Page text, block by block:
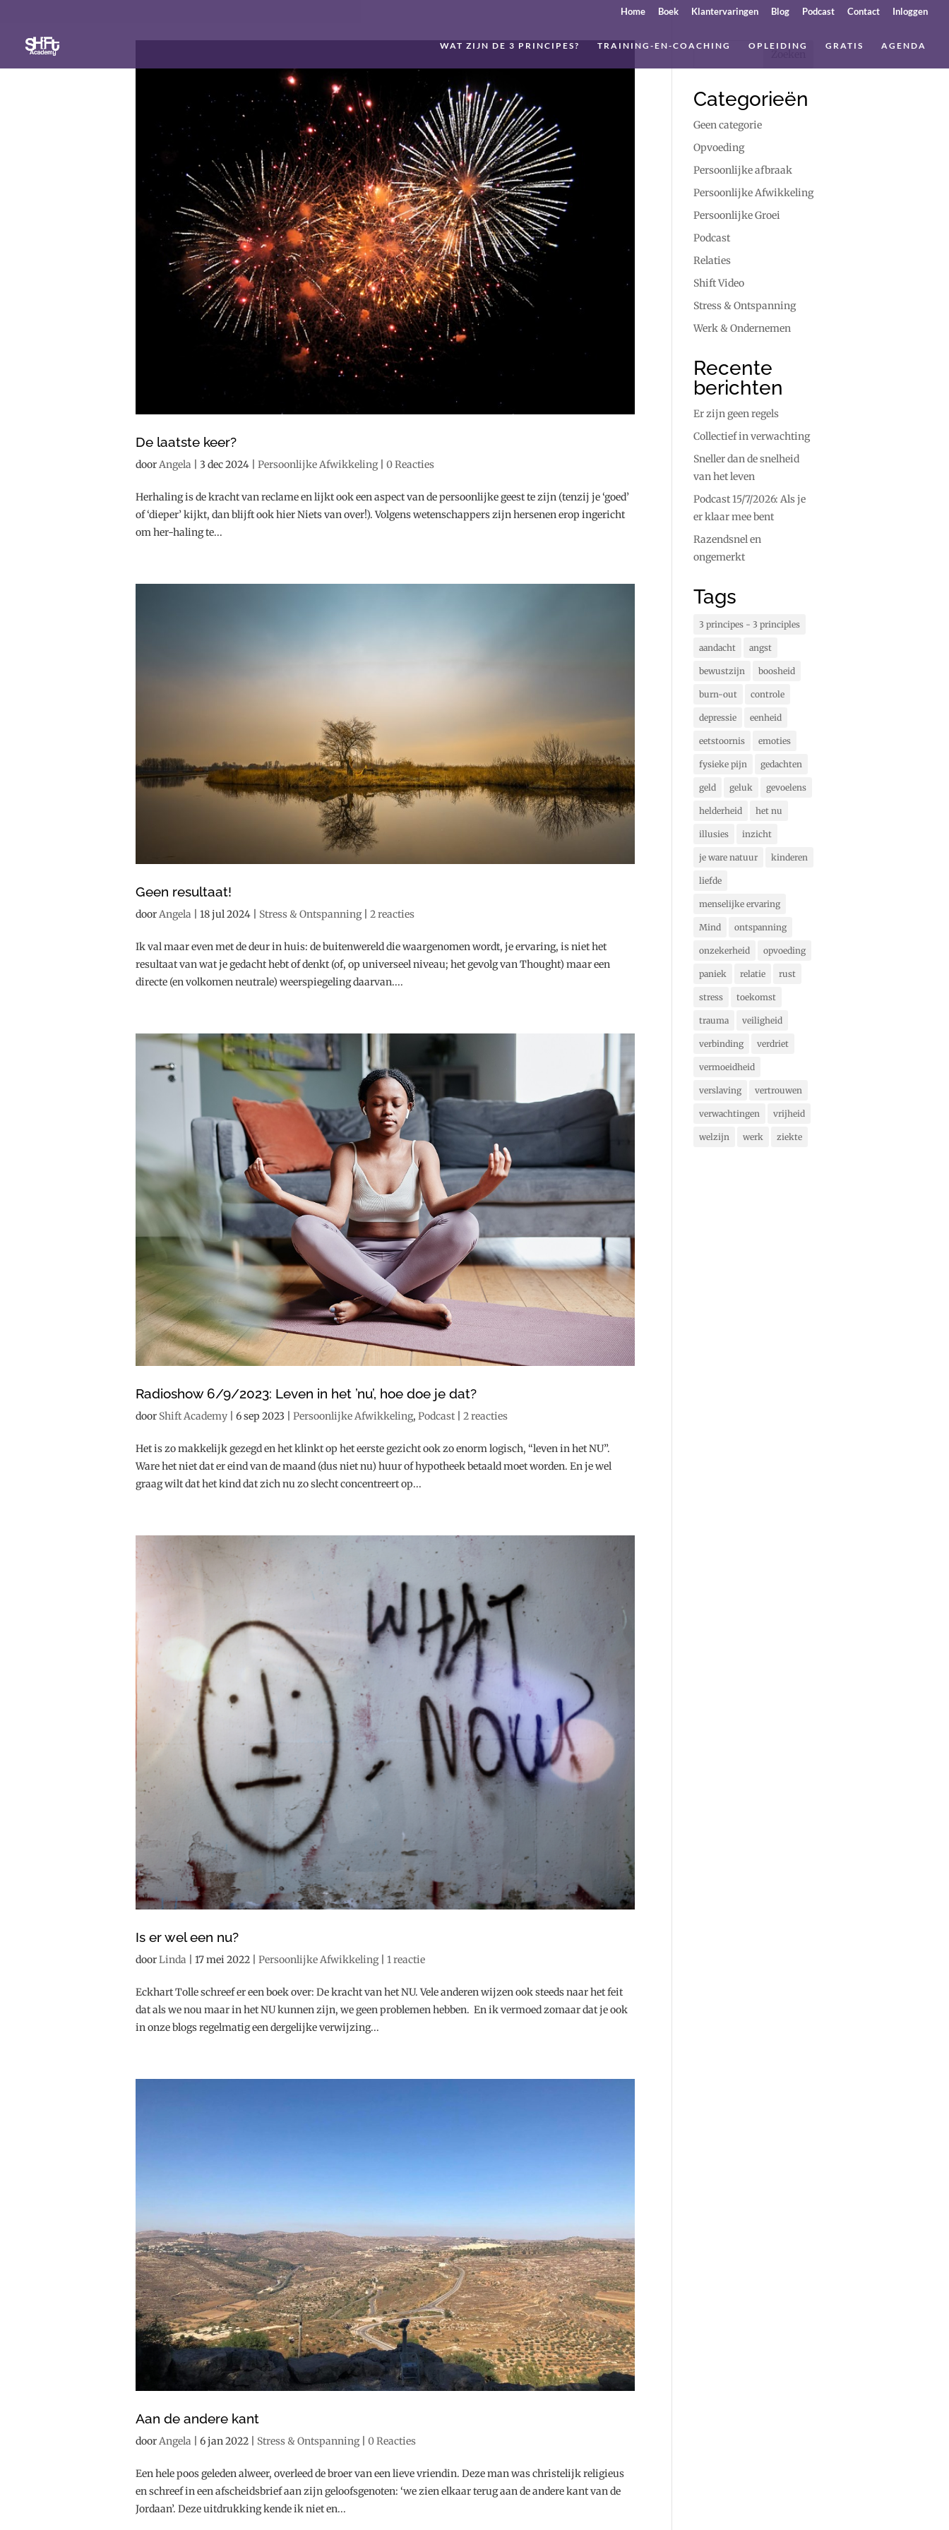
Home Boek Klantervaringen Blog Podcast Contact Inloggen
WAT ZIJN DE 3 PRINCIPES? TRAINING-EN-COACHING OPLEIDING GRATIS AGENDA
De laatste keer?
doorAngela 3 dec 2024 Persoonlijke Afwikkeling| 0 Reacties
Herhaling is de kracht van reclame en lijkt ook een aspect van de persoonlijke geest te zijn (tenzij je ‘goed’
of ‘dieper’ kijkt, dan blijft ook hier Niets van over!). Volgens wetenschappers zijn hersenen erop ingericht
om her-haling te...
Geen resultaat!
doorAngela 18 jul 2024 Stress & Ontspanning| 2 reacties
Ik val maar even met de deur in huis: de buitenwereld die waargenomen wordt, je ervaring, is niet het
resultaat van wat je gedacht hebt of denkt (of, op universeel niveau; het gevolg van Thought) maar een
directe (en volkomen neutrale) weerspiegeling daarvan....
Radioshow 6/9/2023: Leven in het ’nu’, hoe doe je dat?
door Shift Academy 6 sep 2023 Persoonlijke Afwikkeling, Podcast 2 reacties
Het is zo makkelijk gezegd en het klinkt op het eerste gezicht ook zo enorm logisch, “leven in het NU”.
Ware het niet dat er eind van de maand (dus niet nu) huur of hypotheek betaald moet worden. En je wel
graag wilt dat het kind dat zich nu zo slecht concentreert op...
Is er wel een nu?
doorLinda 17 mei 2022 Persoonlijke Afwikkeling| 1 reactie
Eckhart Tolle schreef er een boek over: De kracht van het NU. Vele anderen wijzen ook steeds naar het feit
dat als we nou maar in het NU kunnen zijn, we geen problemen hebben. En ik vermoed zomaar dat je ook
in onze blogs regelmatig een dergelijke verwijzing...
Aan de andere kant
doorAngela 6 jan 2022 Stress & Ontspanning| 0 Reacties
Een hele poos geleden alweer, overleed de broer van een lieve vriendin. Deze man was christelijk religieus
en schreef in een afscheidsbrief aan zijn geloofsgenoten: ‘we zien elkaar terug aan de andere kant van de
Jordaan’. Deze uitdrukking kende ik niet en...
Categorieën
Geen categorie
Opvoeding
Persoonlijke afbraak
Persoonlijke Afwikkeling
Persoonlijke Groei
Podcast
Relaties
Shift Video
Stress & Ontspanning
Werk & Ondernemen
Recente
berichten
Er zijn geen regels
Collectief in verwachting
Sneller dan de snelheid
van het leven
Podcast 15/7/2026: Als je
er klaar mee bent
Razendsnel en
ongemerkt
Tags
3 principes - 3 principles
aandacht angst
bewustzijn boosheid
burn-out controle
depressie eenheid
eetstoornis emoties
fysieke pijn gedachten
geld geluk gevoelens
helderheid het nu
illusies inzicht
je ware natuur kinderen
liefde
menselijke ervaring
Mind ontspanning
onzekerheid opvoeding
paniek relatie rust
stress toekomst
trauma veiligheid
verbinding verdriet
vermoeidheid
verslaving vertrouwen
verwachtingen vrijheid
welzijn werk ziekte